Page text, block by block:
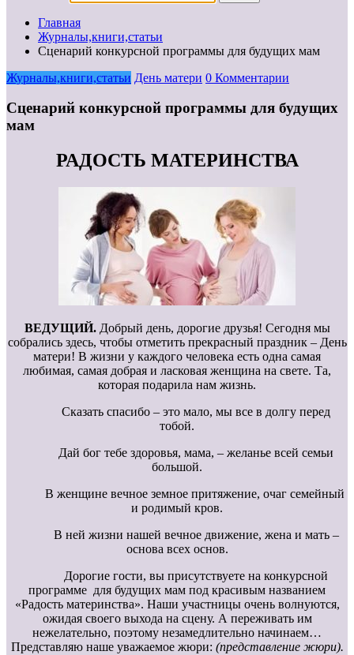
Главная
Журналы,книги,статьи
Сценарий конкурсной программы для будущих мам
Журналы,книги,статьи День матери 0 Комментарии
Сценарий конкурсной программы для будущих
мам
РАДОСТЬ МАТЕРИНСТВА
ВЕДУЩИЙ.Добрый день, дорогие друзья! Сегодня мы
собрались здесь, чтобы отметить прекрасный праздник – День
матери! В жизни у каждого человека есть одна самая
любимая, самая добрая и ласковая женщина на свете. Та,
которая подарила нам жизнь.
Сказать спасибо – это мало, мы все в долгу перед
тобой.
Дай бог тебе здоровья, мама, – желанье всей семьи
большой.
В женщине вечное земное притяжение, очаг семейный
и родимый кров.
В ней жизни нашей вечное движение, жена и мать –
основа всех основ.
Дорогие гости, вы присутствуете на конкурсной
программе для будущих мам под красивым названием
«Радость материнства». Наши участницы очень волнуются,
ожидая своего выхода на сцену. А переживать им
нежелательно, поэтому незамедлительно начинаем…
Представляю наше уважаемое жюри: (представление жюри).